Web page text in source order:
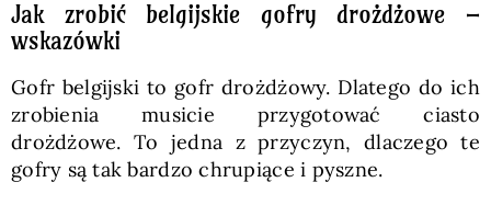
Jak zrobić belgijskie gofry drożdżowe –
wskazówki
Gofr belgijski to gofr drożdżowy. Dlatego do ich
zrobienia musicie przygotować ciasto
drożdżowe. To jedna z przyczyn, dlaczego te
gofry są tak bardzo chrupiące i pyszne.